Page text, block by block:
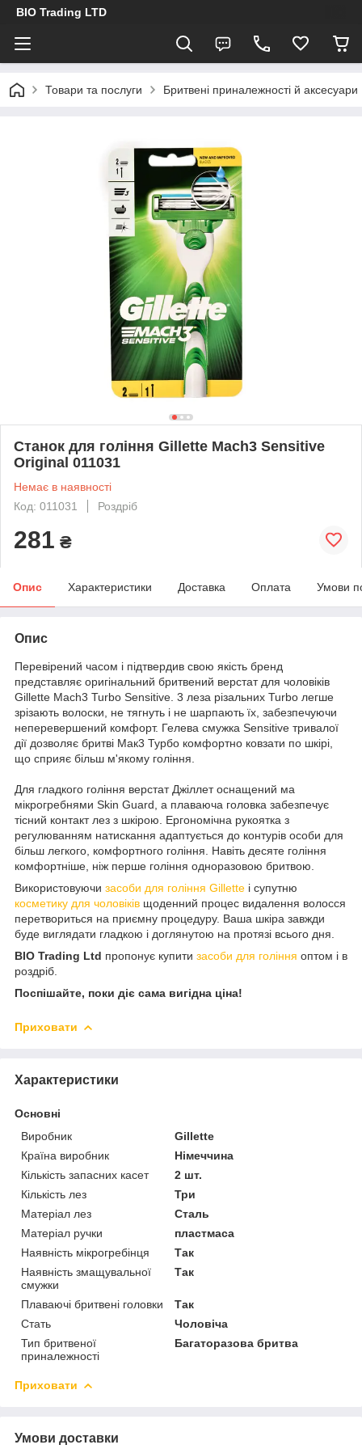
BIO Trading LTD
Товари та послуги Бритвені приналежності й аксесуари
Станок для гоління Gillette Mach3 Sensitive
Original 011031
Немає в наявності
Код: 011031
Роздріб
281 ₴
Опис Характеристики Доставка Оплата Умови
Опис
Перевірений часом і підтвердив свою якість бренд
представляє оригінальний бритвений верстат для чоловіків
Gillette Mach3 Turbo Sensitive. 3 леза різальних Turbo легше
зрізають волоски, не тягнуть і не шарпають їх, забезпечуючи
неперевершений комфорт. Гелева смужка Sensitive тривалої
дії дозволяє бритві Мак3 Турбо комфортно ковзати по шкірі,
що сприяє більш м'якому гоління.
Для гладкого гоління верстат Джіллет оснащений ма
мікрогребнями Skin Guard, а плаваюча головка забезпечує
тісний контакт лез з шкірою. Ергономічна рукоятка з
регулюванням натискання адаптується до контурів особи для
більш легкого, комфортного гоління. Навіть десяте гоління
комфортніше, ніж перше гоління одноразовою бритвою.
Використовуючи засоби для гоління Gillette і супутню
косметику для чоловіків щоденний процес видалення волосся
перетвориться на приємну процедуру. Ваша шкіра завжди
буде виглядати гладкою і доглянутою на протязі всього дня.
BIO Trading Ltd пропонує купити засоби для гоління оптом і в
роздріб.
Поспішайте, поки діє сама вигідна ціна!
Приховати
Характеристики
Основні
Виробник
Gillette
Країна виробник
Німеччина
Кількість запасних касет
2 шт.
Кількість лез
Три
Матеріал лез
Сталь
Матеріал ручки
пластмаса
Наявність мікрогребінця
Так
Наявність змащувальної
смужки
Так
Плаваючі бритвені головки
Так
Стать
Чоловіча
Тип бритвеної
приналежності
Багаторазова бритва
Приховати
Умови доставки